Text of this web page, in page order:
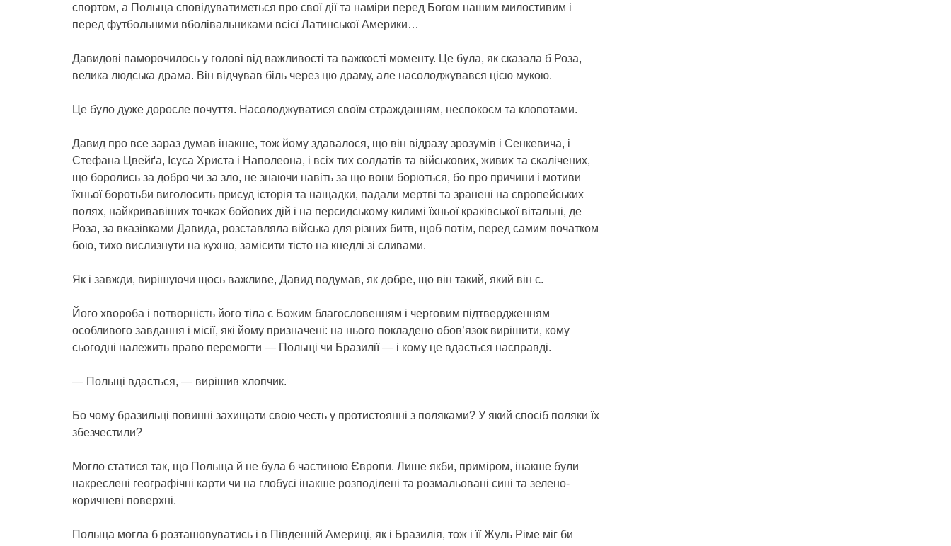
спортом, а Польща сповідуватиметься про свої дії та наміри перед Богом нашим милостивим і
перед футбольними вболівальниками всієї Латинської Америки…
Давидові паморочилось у голові від важливості та важкості моменту. Це була, як сказала б Роза,
велика людська драма. Він відчував біль через цю драму, але насолоджувався цією мукою.
Це було дуже доросле почуття. Насолоджуватися своїм стражданням, неспокоєм та клопотами.
Давид про все зараз думав інакше, тож йому здавалося, що він відразу зрозумів і Сенкевича, і
Стефана Цвейґа, Ісуса Христа і Наполеона, і всіх тих солдатів та військових, живих та скалічених,
що боролись за добро чи за зло, не знаючи навіть за що вони борються, бо про причини і мотиви
їхньої боротьби виголосить присуд історія та нащадки, падали мертві та зранені на європейських
полях, найкривавіших точках бойових дій і на персидському килимі їхньої краківської вітальні, де
Роза, за вказівками Давида, розставляла війська для різних битв, щоб потім, перед самим початком
бою, тихо вислизнути на кухню, замісити тісто на кнедлі зі сливами.
Як і завжди, вирішуючи щось важливе, Давид подумав, як добре, що він такий, який він є.
Його хвороба і потворність його тіла є Божим благословенням і черговим підтвердженням
особливого завдання і місії, які йому призначені: на нього покладено обов’язок вирішити, кому
сьогодні належить право перемогти — Польщі чи Бразилії — і кому це вдасться насправді.
— Польщі вдасться, — вирішив хлопчик.
Бо чому бразильці повинні захищати свою честь у протистоянні з поляками? У який спосіб поляки їх
збезчестили?
Могло статися так, що Польща й не була б частиною Європи. Лише якби, приміром, інакше були
накреслені географічні карти чи на глобусі інакше розподілені та розмальовані сині та зелено-
коричневі поверхні.
Польща могла б розташовуватись і в Південній Америці, як і Бразилія, тож і її Жуль Ріме міг би